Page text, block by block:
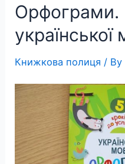
dzieci.
musujący
Орфограми.
української
Книжкова полиця / By